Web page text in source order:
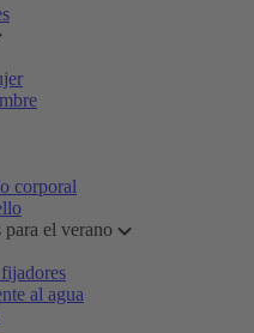
corporal
el verano
al agua